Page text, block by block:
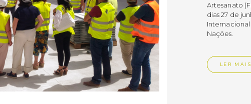
Artesanato
dias 27 de
Nações.
LER MAIS